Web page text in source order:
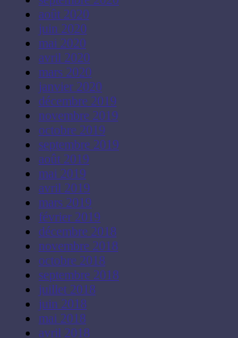
août 2020
juin 2020
mai 2020
avril 2020
mars 2020
janvier 2020
décembre 2019
novembre 2019
octobre 2019
septembre 2019
août 2019
mai 2019
avril 2019
mars 2019
février 2019
décembre 2018
novembre 2018
octobre 2018
septembre 2018
juillet 2018
juin 2018
mai 2018
avril 2018